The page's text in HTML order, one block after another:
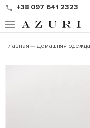
+38 097 641 2323
Главная Домашняя одежда